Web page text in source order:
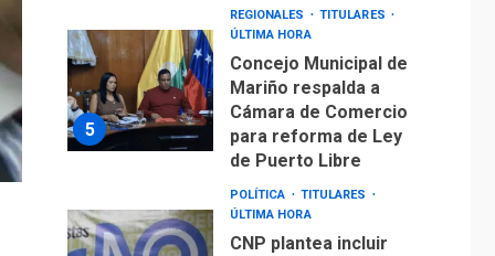
5
REGIONALES
TITULARES
ÚLTIMA HORA
Concejo Municipal de
Mariño respalda a
Cámara de Comercio
para reforma de Ley
de Puerto Libre
POLÍTICA
TITULARES
ÚLTIMA HORA
CNP plantea incluir